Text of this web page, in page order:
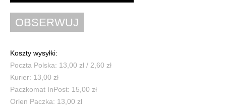
Koszty wysyłki:
Poczta Polska: 13,00 zł / 2,60 zł
Kurier: 13,00 zł
Paczkomat InPost: 15,00 zł
Orlen Paczka: 13,00 zł